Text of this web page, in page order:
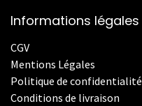
Informations légales
CGV
Mentions Légales
Politique de confidentialité
Conditions de livraison